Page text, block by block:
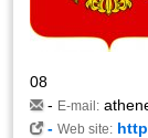
08
- E-mail:
-Web site: